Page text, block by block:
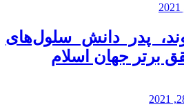
پدر دانش سلول‌های
برتر جهان اسلام